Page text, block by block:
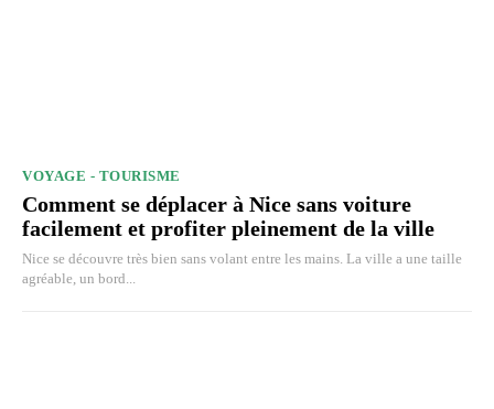
VOYAGE - TOURISME
Comment se déplacer à Nice sans voiture
facilement et profiter pleinement de la ville
Nice se découvre très bien sans volant entre les mains. La ville a une taille
agréable, un bord...